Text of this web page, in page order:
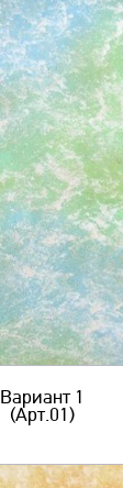
Вариант 1
(Арт.01)